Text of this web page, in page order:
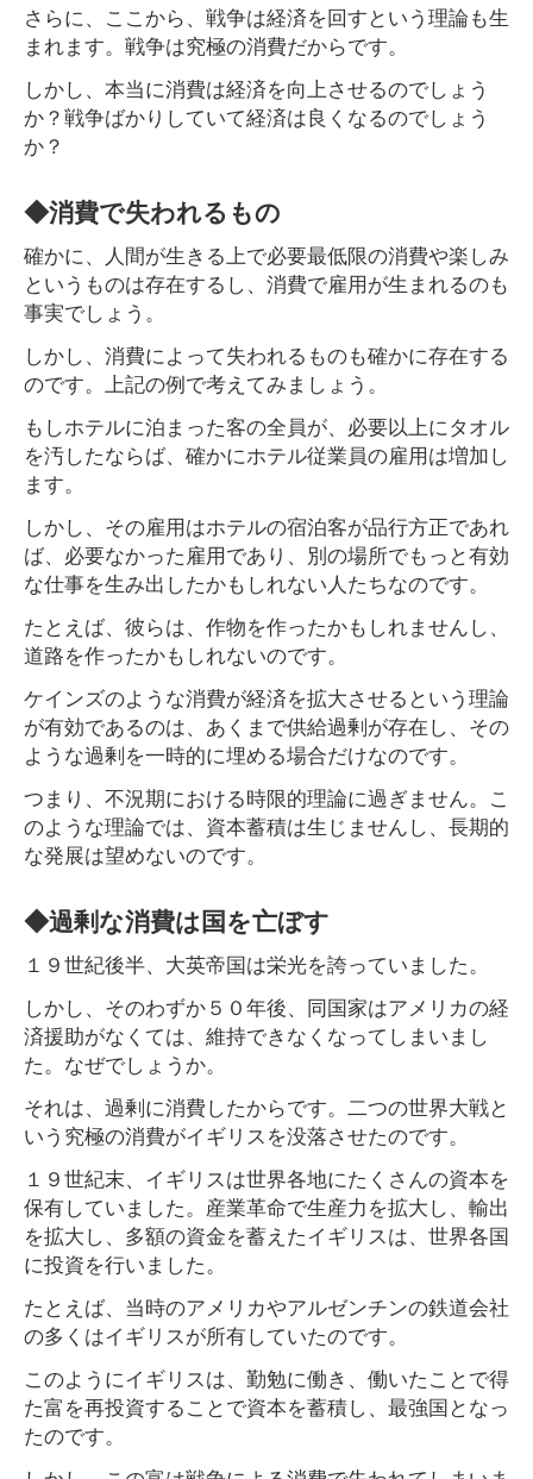
さらに、ここから、戦争は経済を回すという理論も生
まれます。戦争は究極の消費だからです。
しかし、本当に消費は経済を向上させるのでしょう
か？戦争ばかりしていて経済は良くなるのでしょう
か？
◆消費で失われるもの
確かに、人間が生きる上で必要最低限の消費や楽しみ
というものは存在するし、消費で雇用が生まれるのも
事実でしょう。
しかし、消費によって失われるものも確かに存在する
のです。上記の例で考えてみましょう。
もしホテルに泊まった客の全員が、必要以上にタオル
を汚したならば、確かにホテル従業員の雇用は増加し
ます。
しかし、その雇用はホテルの宿泊客が品行方正であれ
ば、必要なかった雇用であり、別の場所でもっと有効
な仕事を生み出したかもしれない人たちなのです。
たとえば、彼らは、作物を作ったかもしれませんし、
道路を作ったかもしれないのです。
ケインズのような消費が経済を拡大させるという理論
が有効であるのは、あくまで供給過剰が存在し、その
ような過剰を一時的に埋める場合だけなのです。
つまり、不況期における時限的理論に過ぎません。こ
のような理論では、資本蓄積は生じませんし、長期的
な発展は望めないのです。
◆過剰な消費は国を亡ぼす
１９世紀後半、大英帝国は栄光を誇っていました。
しかし、そのわずか５０年後、同国家はアメリカの経
済援助がなくては、維持できなくなってしまいまし
た。なぜでしょうか。
それは、過剰に消費したからです。二つの世界大戦と
いう究極の消費がイギリスを没落させたのです。
１９世紀末、イギリスは世界各地にたくさんの資本を
保有していました。産業革命で生産力を拡大し、輸出
を拡大し、多額の資金を蓄えたイギリスは、世界各国
に投資を行いました。
たとえば、当時のアメリカやアルゼンチンの鉄道会社
の多くはイギリスが所有していたのです。
このようにイギリスは、勤勉に働き、働いたことで得
た富を再投資することで資本を蓄積し、最強国となっ
たのです。